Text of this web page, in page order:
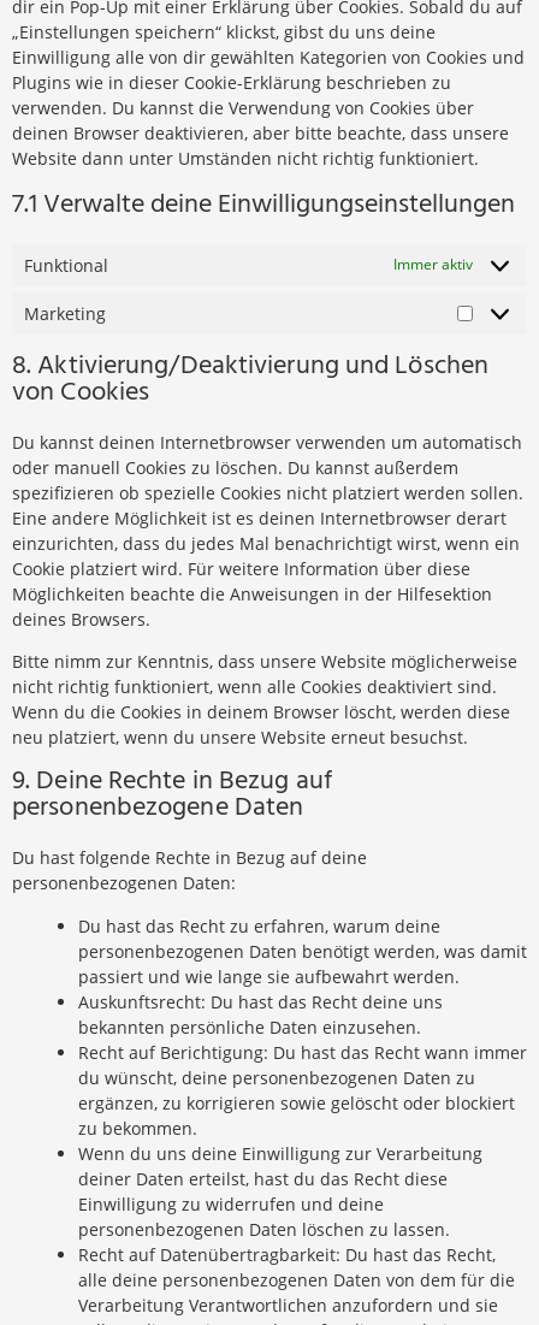
dir ein Pop-Up mit einer Erklärung über Cookies. Sobald du auf
„Einstellungen speichern“ klickst, gibst du uns deine
Einwilligung alle von dir gewählten Kategorien von Cookies und
Plugins wie in dieser Cookie-Erklärung beschrieben zu
verwenden. Du kannst die Verwendung von Cookies über
deinen Browser deaktivieren, aber bitte beachte, dass unsere
Website dann unter Umständen nicht richtig funktioniert.
7.1 Verwalte deine Einwilligungseinstellungen
Funktional Immer aktiv
Marketing
8. Aktivierung/Deaktivierung und Löschen
von Cookies
Du kannst deinen Internetbrowser verwenden um automatisch
oder manuell Cookies zu löschen. Du kannst außerdem
spezifizieren ob spezielle Cookies nicht platziert werden sollen.
Eine andere Möglichkeit ist es deinen Internetbrowser derart
einzurichten, dass du jedes Mal benachrichtigt wirst, wenn ein
Cookie platziert wird. Für weitere Information über diese
Möglichkeiten beachte die Anweisungen in der Hilfesektion
deines Browsers.
Bitte nimm zur Kenntnis, dass unsere Website möglicherweise
nicht richtig funktioniert, wenn alle Cookies deaktiviert sind.
Wenn du die Cookies in deinem Browser löscht, werden diese
neu platziert, wenn du unsere Website erneut besuchst.
9. Deine Rechte in Bezug auf
personenbezogene Daten
Du hast folgende Rechte in Bezug auf deine
personenbezogenen Daten:
Du hast das Recht zu erfahren, warum deine
personenbezogenen Daten benötigt werden, was damit
passiert und wie lange sie aufbewahrt werden.
Auskunftsrecht: Du hast das Recht deine uns
bekannten persönliche Daten einzusehen.
Recht auf Berichtigung: Du hast das Recht wann immer
du wünscht, deine personenbezogenen Daten zu
ergänzen, zu korrigieren sowie gelöscht oder blockiert
zu bekommen.
Wenn du uns deine Einwilligung zur Verarbeitung
deiner Daten erteilst, hast du das Recht diese
Einwilligung zu widerrufen und deine
personenbezogenen Daten löschen zu lassen.
Recht auf Datenübertragbarkeit: Du hast das Recht,
alle deine personenbezogenen Daten von dem für die
Verarbeitung Verantwortlichen anzufordern und sie